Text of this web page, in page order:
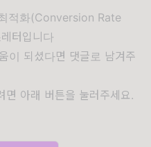
적화(Conversion Rate
터입니다
이 되셨다면 댓글로 남겨주
면 아래 버튼을 눌러주세요.